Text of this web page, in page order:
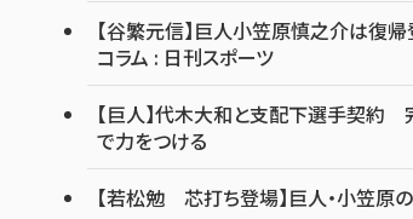
【谷繁元信】巨人小笠原慎之介は復
コラム : 日刊スポーツ
【巨人】代木大和と支配下選手契
で力をつける
【若松勉 芯打ち登場】巨人・小笠原